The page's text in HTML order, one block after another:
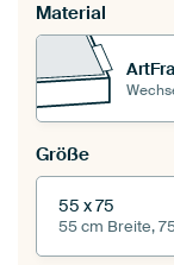
Material
Größe
55 x 75
55 cm Breite,